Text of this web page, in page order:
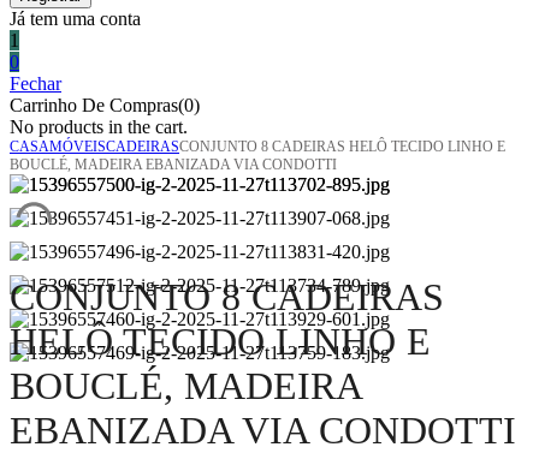
Já tem uma conta
1
0
Fechar
Carrinho De Compras(0)
No products in the cart.
CASAMÓVEISCADEIRASCONJUNTO 8 CADEIRAS HELÔ TECIDO LINHO E
BOUCLÉ, MADEIRA EBANIZADA VIA CONDOTTI
CONJUNTO 8 CADEIRAS
HELÔ TECIDO LINHO E
BOUCLÉ, MADEIRA
EBANIZADA VIA CONDOTTI